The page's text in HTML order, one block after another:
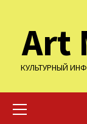
содержимому
Art
КУЛЬТУРНЫЙ
меню